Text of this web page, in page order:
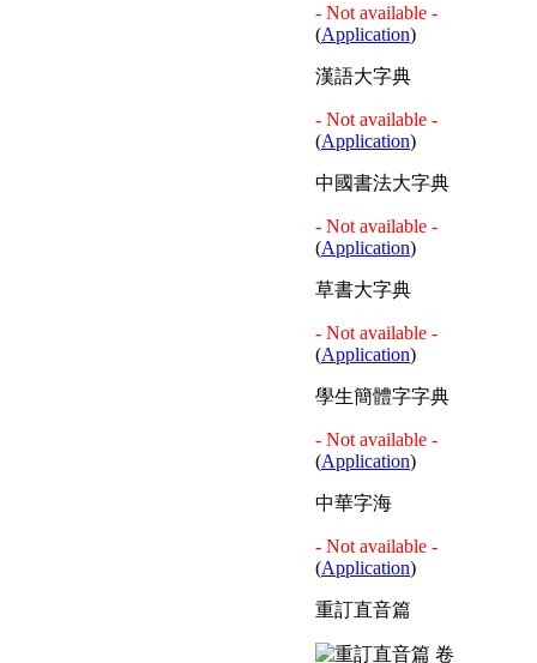
- Not available -
(Application)
漢語大字典
- Not available -
(Application)
中國書法大字典
- Not available -
(Application)
草書大字典
- Not available -
(Application)
學生簡體字字典
- Not available -
(Application)
中華字海
- Not available -
(Application)
重訂直音篇